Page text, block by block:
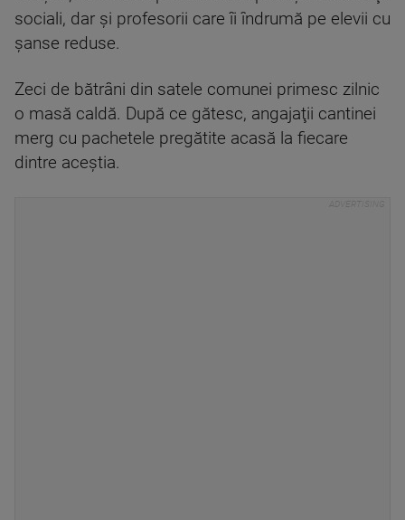
sociali, dar şi profesorii care îi îndrumă pe elevii cu
şanse reduse.
Zeci de bătrâni din satele comunei primesc zilnic
o masă caldă. După ce gătesc, angajaţii cantinei
merg cu pachetele pregătite acasă la fiecare
dintre aceştia.